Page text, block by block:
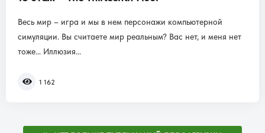
Весь мир – игра и мы в нем персонажи компьютерной
симуляции. Вы считаете мир реальным? Вас нет, и меня нет
тоже… Иллюзия...
1 162